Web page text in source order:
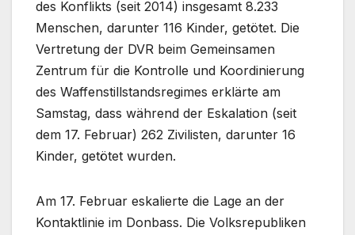
des Konflikts (seit 2014) insgesamt 8.233
Menschen, darunter 116 Kinder, getötet. Die
Vertretung der DVR beim Gemeinsamen
Zentrum für die Kontrolle und Koordinierung
des Waffenstillstandsregimes erklärte am
Samstag, dass während der Eskalation (seit
dem 17. Februar) 262 Zivilisten, darunter 16
Kinder, getötet wurden.
Am 17. Februar eskalierte die Lage an der
Kontaktlinie im Donbass. Die Volksrepubliken